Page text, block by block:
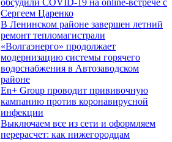
обсудили COVID-19 на online-встрече с
Сергеем Царенко
В Ленинском районе завершен летний
ремонт тепломагистрали
«Волгаэнерго» продолжает
модернизацию системы горячего
водоснабжения в Автозаводском
районе
En+ Group проводит прививочную
кампанию против коронавирусной
инфекции
Выключаем все из сети и оформляем
перерасчет: как нижегородцам